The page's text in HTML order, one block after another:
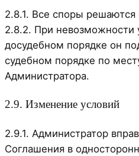
2.8.1. Все споры решаются
2.8.2. При невозможности
досудебном порядке он
судебном порядке по
Администратора.
2.9. Изменение условий
2.9.1. Администратор
Соглашения в